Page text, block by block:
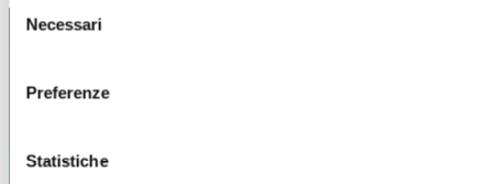
delNecessari
Preferenze
Statistiche